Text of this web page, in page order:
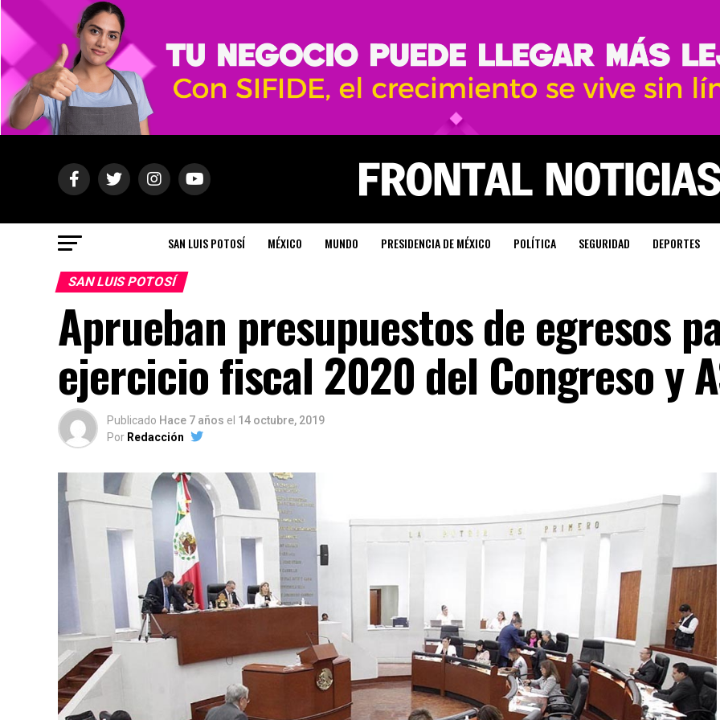
SAN LUIS POTOSÍ MÉXICO MUNDO PRESIDENCIA DE MÉXICO POLÍTICA SEGURIDAD DEPORTES
SAN LUIS POTOSÍ
Aprueban presupuestos de egresos
ejercicio fiscal 2020 del Congreso y
Publicado Hace 7 años el 14 octubre, 2019
Por Redacción